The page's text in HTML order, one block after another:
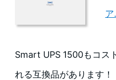
Smart UPS 1500もコス
れる互換品があります！